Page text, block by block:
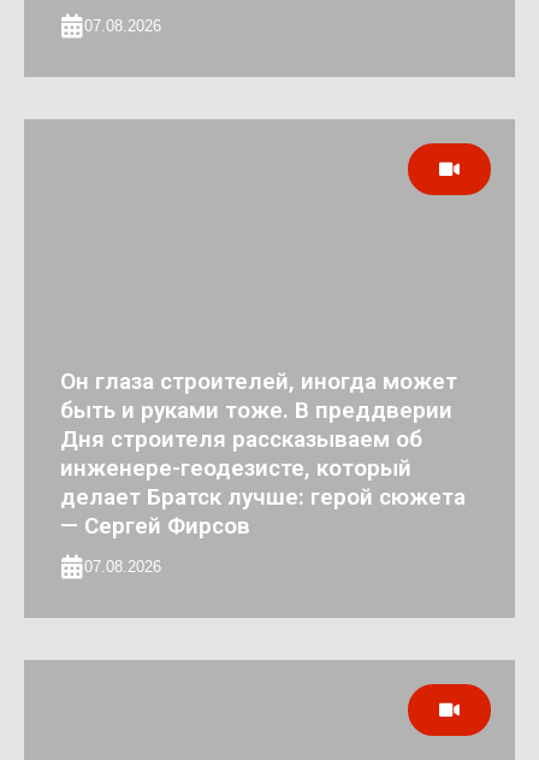
07.08.2026
Он глаза строителей, иногда может
быть и руками тоже. В преддверии
Дня строителя рассказываем об
инженере-геодезисте, который
делает Братск лучше: герой сюжета
— Сергей Фирсов
07.08.2026